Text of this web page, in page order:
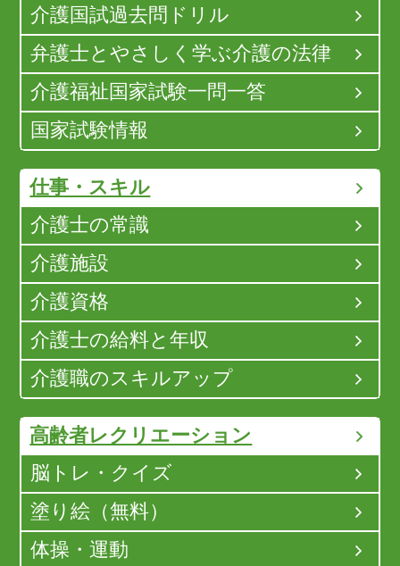
介護国試過去問ドリル
弁護士とやさしく学ぶ介護の法律
介護福祉国家試験一問一答
国家試験情報
仕事・スキル
介護士の常識
介護施設
介護資格
介護士の給料と年収
介護職のスキルアップ
高齢者レクリエーション
脳トレ・クイズ
塗り絵（無料）
体操・運動